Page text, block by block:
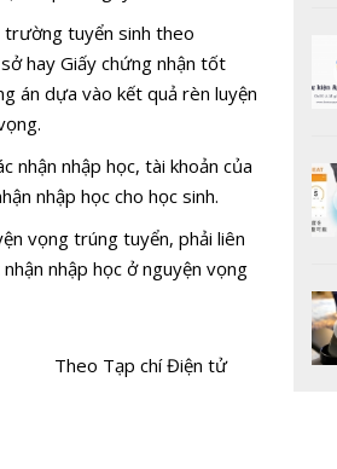
trường tuyển sinh theo
hay Giấy chứng nhận tốt
án dựa vào kết quả rèn luyện
nhận nhập học, tài khoản của
nhập học cho học sinh.
vọng trúng tuyển, phải liên
nhập học ở nguyện vọng
Theo Tạp chí Điện tử